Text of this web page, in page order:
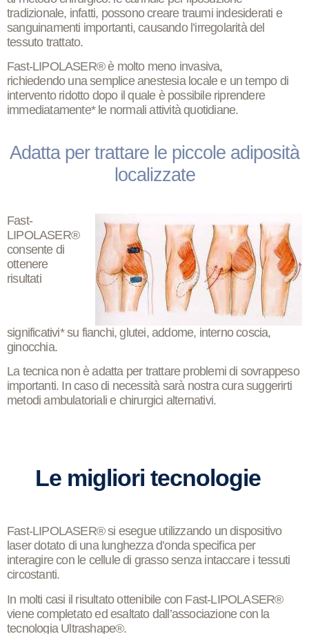
tradizionale, infatti, possono creare traumi indesiderati e
sanguinamenti importanti, causando l’irregolarità del
tessuto trattato.
Fast-LIPOLASER® è molto meno invasiva,
richiedendo unasemplice anestesia localee untempo di
intervento ridottodopo il quale è possibile riprendere
immediatamente* le normali attività quotidiane.
Adatta per trattare le piccole adiposità
localizzate
Fast-
LIPOLASER®
consente di
ottenere
risultati
significativi* su fianchi,glutei,addome, interno coscia,
ginocchia.
La tecnica non è adattaper trattare problemi di sovrappeso
importanti. In caso di necessità sarà nostra cura suggerirti
metodi ambulatoriali e chirurgici alternativi.
Le migliori tecnologie
Fast-LIPOLASER® si esegue utilizzando un dispositivo
laser dotato di una lunghezza d’onda specifica per
interagire con le cellule di grasso senza intaccare i tessuti
circostanti.
In molti casi il risultatoottenibile con Fast-LIPOLASER®
viene completato ed esaltatodall’associazione con la
tecnologia Ultrashape®.